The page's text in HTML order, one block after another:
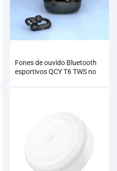
Fones de ouvido Bluetooth
esportivos QCY T6 TWS no